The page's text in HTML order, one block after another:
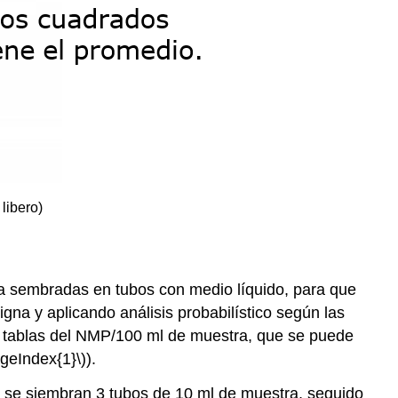
libero)
en tubos con medio líquido, para que
y aplicando análisis probabilístico según las
del NMP/100 ml de muestra, que se puede
siembran 3 tubos de 10 ml de muestra, seguido